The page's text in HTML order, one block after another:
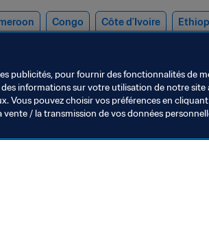
Congo Côte d'Ivoire
publicités, pour fournir des fonctionnalités de
informations sur votre utilisation de notre site
Vous pouvez choisir vos préférences en
/ la transmission de vos données